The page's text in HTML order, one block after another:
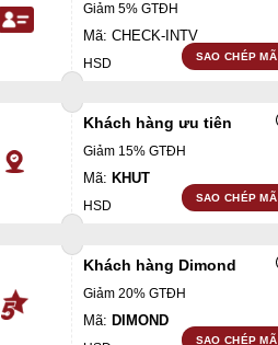
Giảm 5% GTĐH
Mã: CHECK-INTV
HSD
SAO CHÉP MÃ
Khách hàng ưu tiên
Giảm 15% GTĐH
Mã: KHUT
HSD
SAO CHÉP MÃ
Khách hàng Dimond
Giảm 20% GTĐH
Mã:DIMOND
SAO CHÉP MÃ